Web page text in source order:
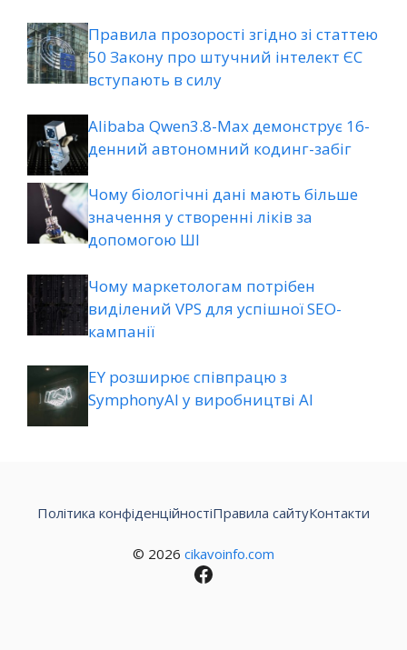
Правила прозорості згідно зі статтею
50 Закону про штучний інтелект ЄС
вступають в силу
Alibaba Qwen3.8-Max демонструє 16-
денний автономний кодинг-забіг
Чому біологічні дані мають більше
значення у створенні ліків за
допомогою ШІ
Чому маркетологам потрібен
виділений VPS для успішної SEO-
кампанії
EY розширює співпрацю з
SymphonyAI у виробництві AI
© 2026 cikavoinfo.com
Політика конфіденційностіПравила сайтуКонтакти
Facebook